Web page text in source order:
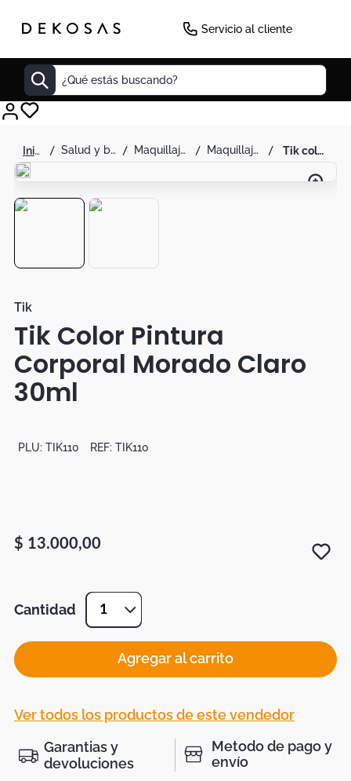
Servicio al cliente
¿Qué estás buscando?
salud y belleza maquillaje y accesorios maquillaje corporal tik color pintura corporal morado claro 30ml
Tik
Tik Color Pintura
Corporal Morado Claro
30ml
PLU: TIK110 REF: TIK110
$ 13.000,00
Cantidad 1
Agregar al carrito
Ver todos los productos de este vendedor
Garantias y
devoluciones
Metodo de pago y
envío
Decoracion
Cuadro
Sillas
Duvet
Botas
Dko